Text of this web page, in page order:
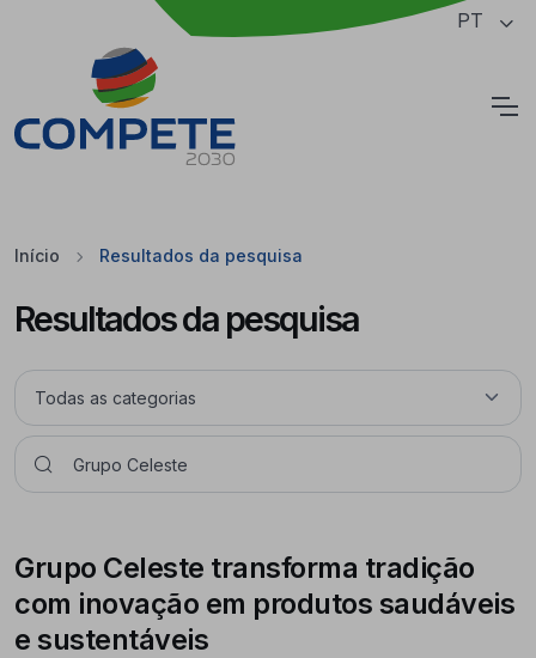
Saltar para o conteúdo principal da página PT
Início Resultados da pesquisa
Resultados da pesquisa
Grupo Celeste transforma tradição
com inovação em produtos saudáveis
e sustentáveis